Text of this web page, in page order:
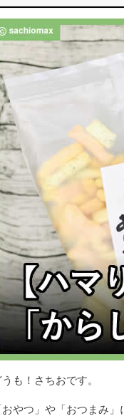
うも！さちおです。
おやつ」や「おつまみ